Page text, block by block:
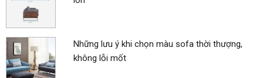
Những lưu ý khi chọn màu sofa thời thượng,
không lỗi mốt